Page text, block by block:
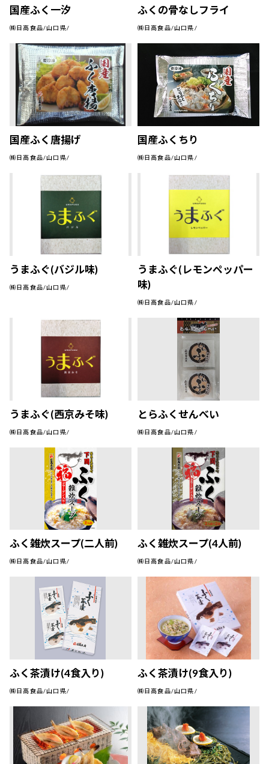
国産ふく一汐
㈱日高食品/山口県/
ふくの骨なしフライ
㈱日高食品/山口県/
国産ふく唐揚げ
㈱日高食品/山口県/
国産ふくちり
㈱日高食品/山口県/
うまふぐ(バジル味)
㈱日高食品/山口県/
うまふぐ(レモンペッパー
味)
㈱日高食品/山口県/
うまふぐ(西京みそ味)
㈱日高食品/山口県/
とらふくせんべい
㈱日高食品/山口県/
ふく雑炊スープ(二人前)
㈱日高食品/山口県/
ふく雑炊スープ(4人前)
㈱日高食品/山口県/
ふく茶漬け(4食入り)
㈱日高食品/山口県/
ふく茶漬け(9食入り)
㈱日高食品/山口県/